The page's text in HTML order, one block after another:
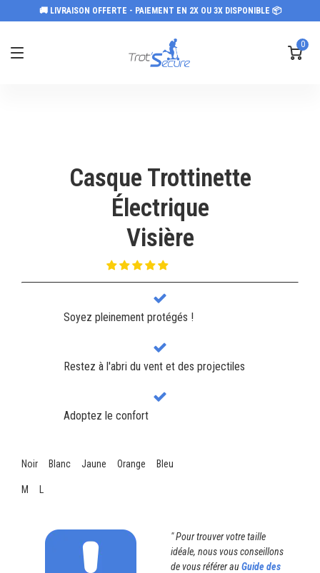
🚚 LIVRAISON OFFERTE - PAIEMENT EN 2X OU 3X DISPONIBLE 📦
0
Casque Trottinette
Électrique
Visière
Soyez pleinement protégés !
Restez à l'abri du vent et des projectiles
Adoptez le confort
Noir Blanc Jaune Orange Bleu
M
" Pour trouver votre taille
idéale, nous vous conseillons
de vous référer auGuide des